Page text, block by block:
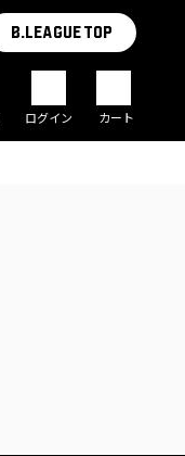
B.LEAGUE TOP
ログイン カート